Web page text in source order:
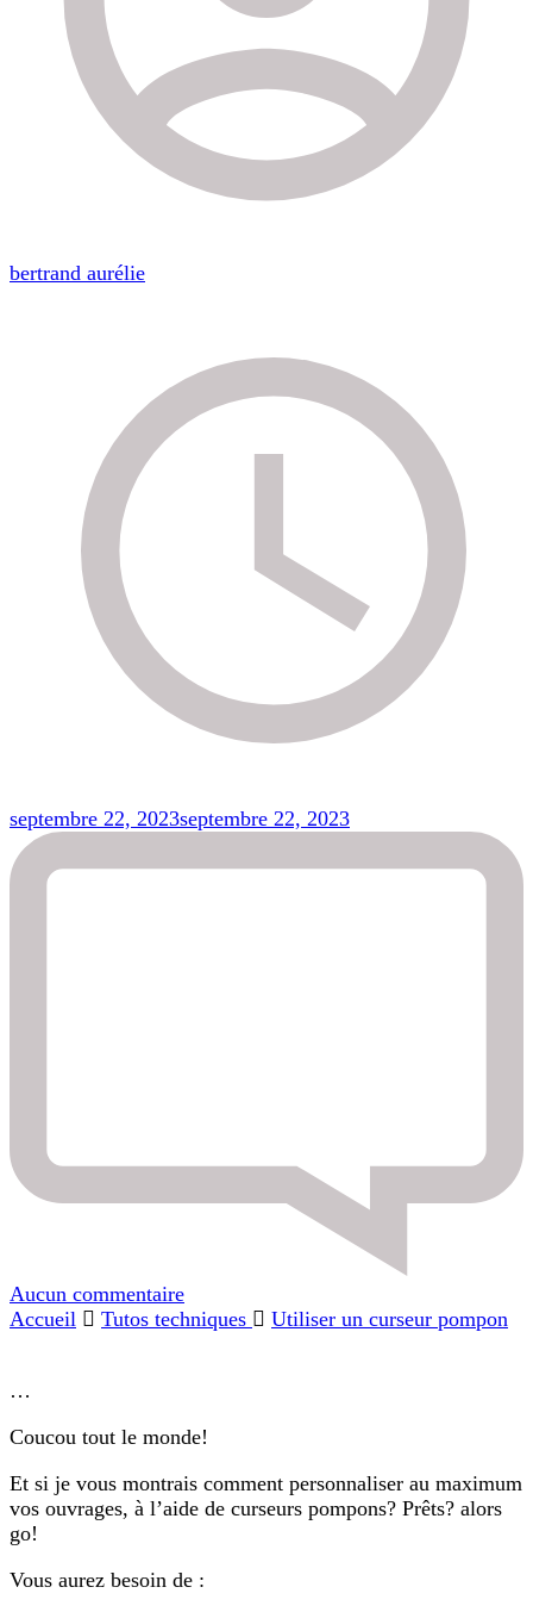
bertrand aurélie
septembre 22, 2023septembre 22, 2023
Aucun commentaire
un
Accueil Tutos techniques Utiliser un curseur pompon
…
Coucou tout le monde!
Et si je vous montrais comment personnaliser au maximum
vos ouvrages, à l’aide de curseurs pompons? Prêts? alors
go!
Vous aurez besoin de :